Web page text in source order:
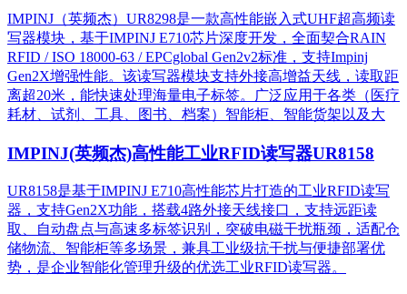
IMPINJ（英频杰）UR8298是一款高性能嵌入式UHF超高频读
写器模块，基于IMPINJ E710芯片深度开发，全面契合RAIN
RFID / ISO 18000-63 / EPCglobal Gen2v2标准，支持Impinj
Gen2X增强性能。该读写器模块支持外接高增益天线，读取距
离超20米，能快速处理海量电子标签。广泛应用于各类（医疗
耗材、试剂、工具、图书、档案）智能柜、智能货架以及大
IMPINJ(英频杰)高性能工业RFID读写器UR8158
UR8158是基于IMPINJ E710高性能芯片打造的工业RFID读写
器，支持Gen2X功能，搭载4路外接天线接口，支持远距读
取、自动盘点与高速多标签识别，突破电磁干扰瓶颈，适配仓
储物流、智能柜等多场景，兼具工业级抗干扰与便捷部署优
势，是企业智能化管理升级的优选工业RFID读写器。